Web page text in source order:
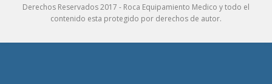
Derechos Reservados 2017 - Roca Equipamiento Medico y todo el
contenido esta protegido por derechos de autor.